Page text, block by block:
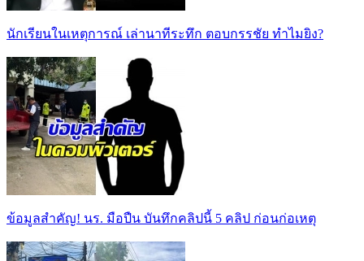
นักเรียนในเหตุการณ์ เล่านาทีระทึก ตอบกรรชัย ทำไมยิง?
ข้อมูลสำคัญ! นร. มือปืน บันทึกคลิปนี้ 5 คลิป ก่อนก่อเหตุ